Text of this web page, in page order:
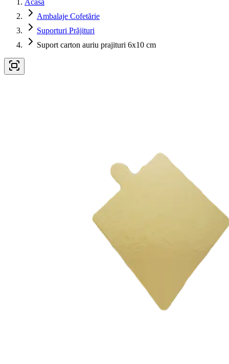
Acasă
Ambalaje Cofetărie
Suporturi Prăjituri
Suport carton auriu prajituri 6x10 cm